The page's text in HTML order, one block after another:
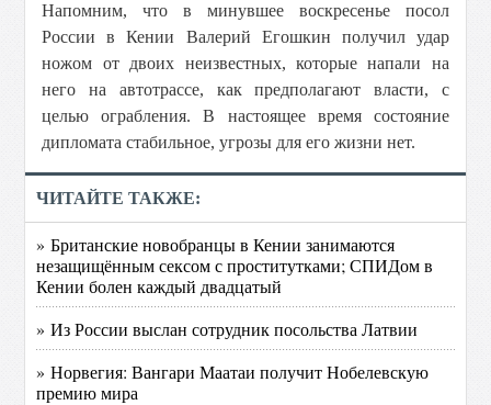
Напомним, что в минувшее воскресенье посол
России в Кении Валерий Егошкин получил удар
ножом от двоих неизвестных, которые напали на
него на автотрассе, как предполагают власти, с
целью ограбления. В настоящее время состояние
дипломата стабильное, угрозы для его жизни нет.
ЧИТАЙТЕ ТАКЖЕ:
» Британские новобранцы в Кении занимаются
незащищённым сексом с проститутками; СПИДом в
Кении болен каждый двадцатый
» Из России выслан сотрудник посольства Латвии
» Норвегия: Вангари Маатаи получит Нобелевскую
премию мира